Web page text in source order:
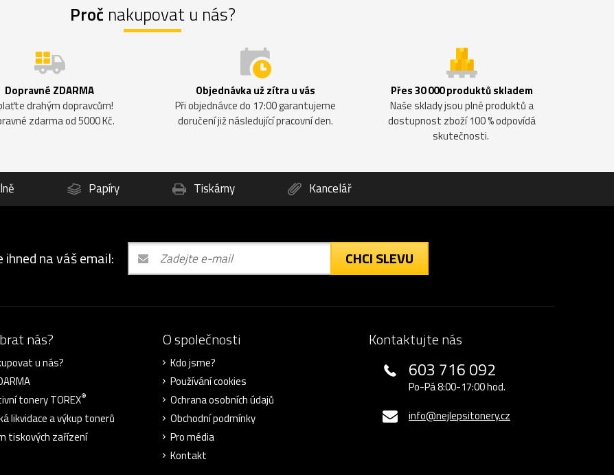
Proč nakupovat u nás?
Dopravné ZDARMA
drahým dopravcům!
zdarma od 5000 Kč.
Objednávka už zítra u vás
Při objednávce do 17:00 garantujeme
doručení již následující pracovní den.
Přes 30 000 produktů skladem
Naše sklady jsou plné produktů a
dostupnost zboží 100 % odpovídá
skutečnosti.
Papíry Tiskárny Kancelář
na váš email: CHCI SLEVU
nás?
u nás?
tonery TOREX®
likvidace a výkup tonerů
tiskových zařízení
O společnosti
Kdo jsme?
Používání cookies
Ochrana osobních údajů
Obchodní podmínky
Pro média
Kontakt
Kontaktujte nás
603 716 092
Po-Pá 8:00-17:00 hod.
info@nejlepsitonery.cz